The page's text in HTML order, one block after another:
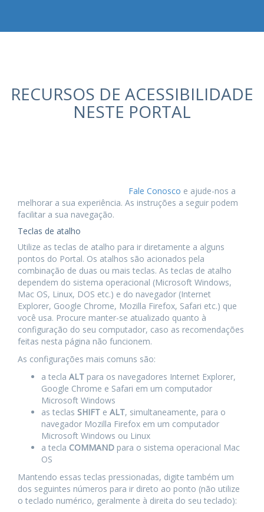
RECURSOS DE ACESSIBILIDADE
NESTE PORTAL
Fale Conosco e ajude-nos a
melhorar a sua experiência. As instruções a seguir podem
facilitar a sua navegação.
Teclas de atalho
Utilize as teclas de atalho para ir diretamente a alguns
pontos do Portal. Os atalhos são acionados pela
combinação de duas ou mais teclas. As teclas de atalho
dependem do sistema operacional (Microsoft Windows,
Mac OS, Linux, DOS etc.) e do navegador (Internet
Explorer, Google Chrome, Mozilla Firefox, Safari etc.) que
você usa. Procure manter-se atualizado quanto à
configuração do seu computador, caso as recomendações
feitas nesta página não funcionem.
As configurações mais comuns são:
a tecla ALT para os navegadores Internet Explorer,
Google Chrome e Safari em um computador
Microsoft Windows
as teclas SHIFT e ALT, simultaneamente, para o
navegador Mozilla Firefox em um computador
Microsoft Windows ou Linux
a tecla COMMAND para o sistema operacional Mac
OS
Mantendo essas teclas pressionadas, digite também um
dos seguintes números para ir direto ao ponto (não utilize
o teclado numérico, geralmente à direita do seu teclado):